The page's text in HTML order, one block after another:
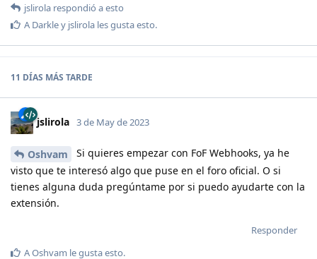
jslirola respondió a esto
A Darkley jslirola les gusta esto.
11 DÍAS MÁS TARDE
jslirola 3 de May de 2023
Oshvam
Si quieres empezar con FoF Webhooks, ya he
visto que te interesó algo que puse en el foro oficial. O si
tienes alguna duda pregúntame por si puedo ayudarte con la
extensión.
Responder
AOshvam le gusta esto.